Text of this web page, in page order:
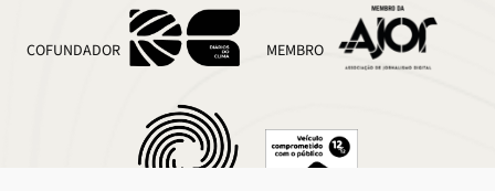
COFUNDADOR MEMBRO